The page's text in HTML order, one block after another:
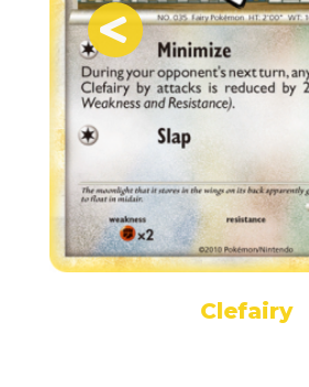
Clefairy